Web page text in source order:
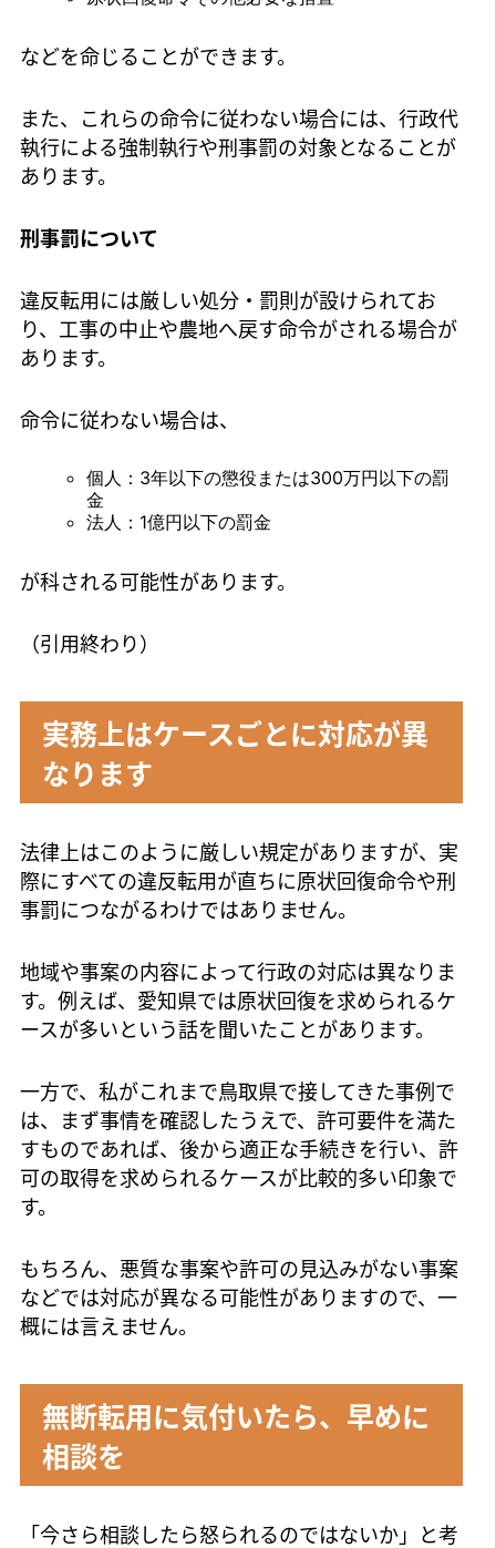
などを命じることができます。
また、これらの命令に従わない場合には、行政代
執行による強制執行や刑事罰の対象となることが
あります。
刑事罰について
違反転用には厳しい処分・罰則が設けられてお
り、工事の中止や農地へ戻す命令がされる場合が
あります。
命令に従わない場合は、
個人：3年以下の懲役または300万円以下の罰
金
法人：1億円以下の罰金
が科される可能性があります。
（引用終わり）
実務上はケースごとに対応が異
なります
法律上はこのように厳しい規定がありますが、実
際にすべての違反転用が直ちに原状回復命令や刑
事罰につながるわけではありません。
地域や事案の内容によって行政の対応は異なりま
す。例えば、愛知県では原状回復を求められるケ
ースが多いという話を聞いたことがあります。
一方で、私がこれまで鳥取県で接してきた事例で
は、まず事情を確認したうえで、許可要件を満た
すものであれば、後から適正な手続きを行い、許
可の取得を求められるケースが比較的多い印象で
す。
もちろん、悪質な事案や許可の見込みがない事案
などでは対応が異なる可能性がありますので、一
概には言えません。
無断転用に気付いたら、早めに
相談を
「今さら相談したら怒られるのではないか」と考